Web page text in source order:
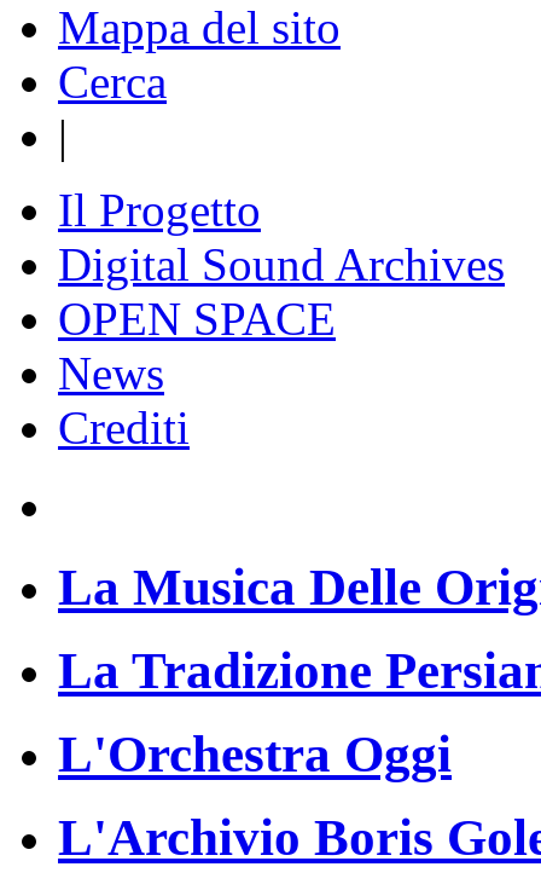
Mappa del sito
Cerca
|
Il Progetto
Digital Sound Archives
OPEN SPACE
News
Crediti
La Musica Delle
La Tradizione
L'Orchestra Oggi
L'Archivio Boris